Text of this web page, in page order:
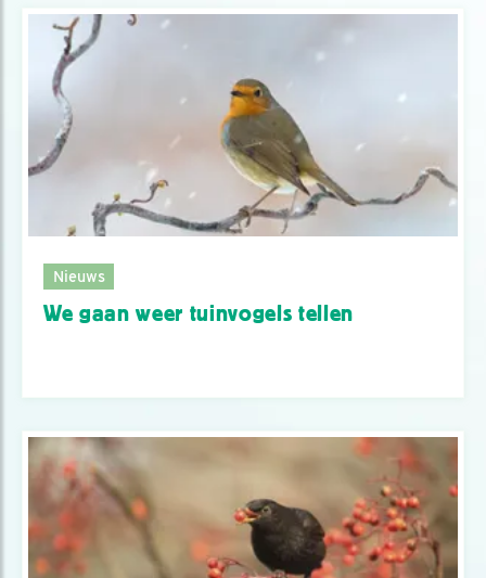
Nieuws
We gaan weer tuinvogels tellen